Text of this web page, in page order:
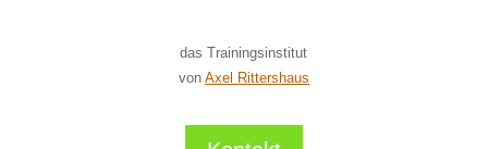
das Trainingsinstitut
von Axel Rittershaus